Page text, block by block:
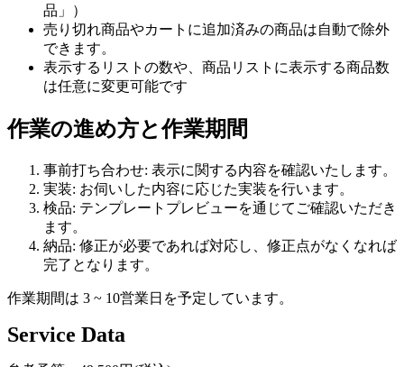
品」）
売り切れ商品やカートに追加済みの商品は自動で除外
できます。
表示するリストの数や、商品リストに表示する商品数
は任意に変更可能です
作業の進め方と作業期間
事前打ち合わせ: 表示に関する内容を確認いたします。
実装: お伺いした内容に応じた実装を行います。
検品: テンプレートプレビューを通じてご確認いただき
ます。
納品: 修正が必要であれば対応し、修正点がなくなれば
完了となります。
作業期間は 3 ~ 10営業日を予定しています。
Service Data